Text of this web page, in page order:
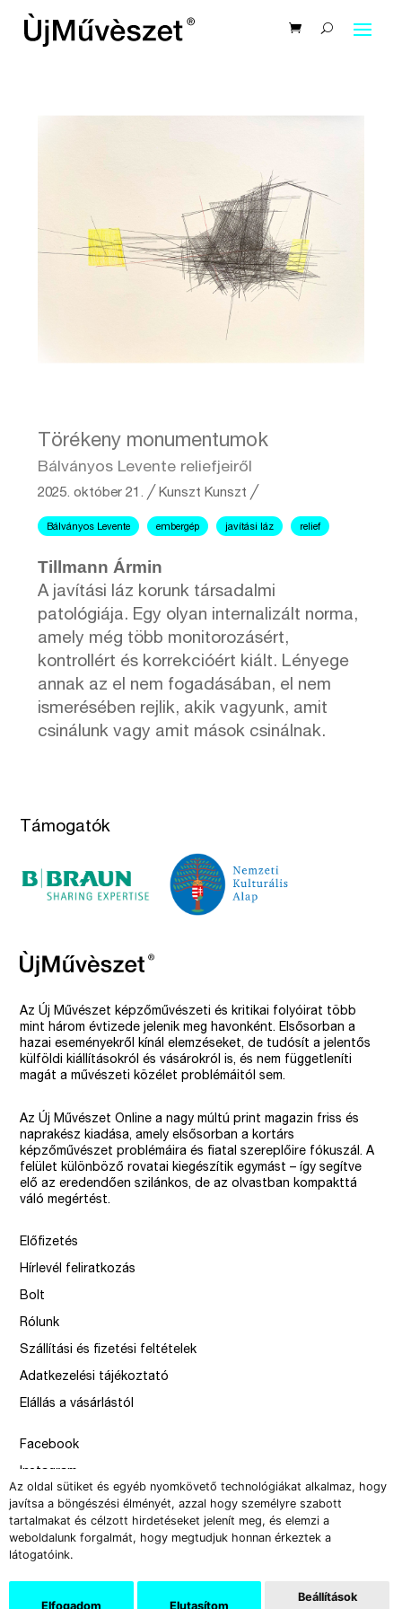
Az oldal sütiket és egyéb nyomkövető technológiákat alkalmaz, hogy
javítsa a böngészési élményét, azzal hogy személyre szabott
tartalmakat és célzott hirdetéseket jelenít meg, és elemzi a
weboldalunk forgalmát, hogy megtudjuk honnan érkeztek a
látogatóink.
Elfogadom Elutasítom
Beállítások
Törékeny monumentumok
Bálványos Levente reliefjeiről
2025. október 21. ╱Kunszt Kunszt ╱
Bálványos Levente embergép javítási láz relief
Tillmann Ármin
A javítási láz korunk társadalmi
patológiája. Egy olyan internalizált norma,
amely még több monitorozásért,
kontrollért és korrekcióért kiált. Lényege
annak az el nem fogadásában, el nem
ismerésében rejlik, akik vagyunk, amit
csinálunk vagy amit mások csinálnak.
Támogatók
Az Új Művészet képzőművészeti és kritikai folyóirat több
mint három évtizede jelenik meg havonként. Elsősorban a
hazai eseményekről kínál elemzéseket, de tudósít a jelentős
külföldi kiállításokról és vásárokról is, és nem függetleníti
magát a művészeti közélet problémáitól sem.
Az Új Művészet Online a nagy múltú print magazin friss és
naprakész kiadása, amely elsősorban a kortárs
képzőművészet problémáira és fiatal szereplőire fókuszál. A
felület különböző rovatai kiegészítik egymást – így segítve
elő az eredendően szilánkos, de az olvastban kompakttá
váló megértést.
Előfizetés
Hírlevél feliratkozás
Bolt
Rólunk
Szállítási és fizetési feltételek
Adatkezelési tájékoztató
Elállás a vásárlástól
Facebook
Instagram
Issue
–
design by Solymosi Mór, Sirbik Attila
webbyzolka